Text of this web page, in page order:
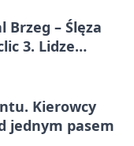
Brzeg – Ślęza
3. Lidze
Kierowcy
jednym pasem